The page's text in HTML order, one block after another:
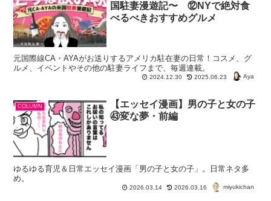
国駐妻漫遊記〜 ⑫NYで絶対食
べるべきおすすめグルメ
元国際線CA・AYAがお送りするアメリカ駐在妻の日常！コスメ、グ
ルメ、イベントやその他の駐妻ライフまで、毎週連載。
2024.12.30 2025.06.23 Aya
COLUMN
【エッセイ漫画】男の子と女の子
㊸変な夢・前編
ゆるゆる育児＆日常エッセイ漫画「男の子と女の子」。日常ネタ多
め。
2026.03.14 2026.03.16 miyukichan